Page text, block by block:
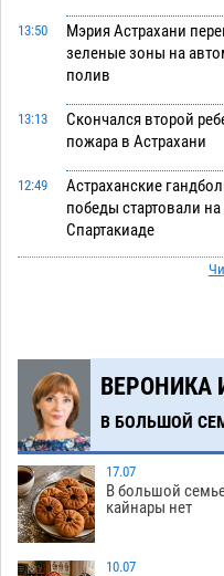
13:50
Мэрия Астрахани
зеленые зоны на
полив
13:13
Скончался второй
пожара в Астрахани
12:49
Астраханские
победы стартовали
Спартакиаде
В астраханском селе
11:45
Астраханские
нелегалов прямым
Шереметьево
11:08
Как астраханцы
июле
10:30
В Астрахани
дали условные 1,5
200 г растения с
ВЕРОНИКА
В БОЛЬШОЙ
17.07
В большой
кайнары нет
10.07